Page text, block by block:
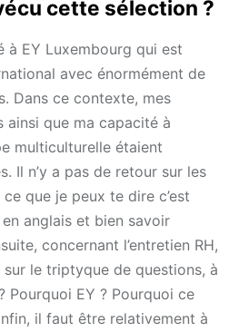
cette sélection ?
à EY Luxembourg qui est
avec énormément de
Dans ce contexte, mes
ainsi que ma capacité à
multiculturelle étaient
Il n’y a pas de retour sur les
que je peux te dire c’est
anglais et bien savoir
concernant l’entretien RH,
le triptyque de questions, à
Pourquoi EY ? Pourquoi ce
il faut être relativement à